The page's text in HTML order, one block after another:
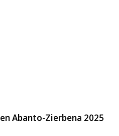
Abanto-Zierbena 2025